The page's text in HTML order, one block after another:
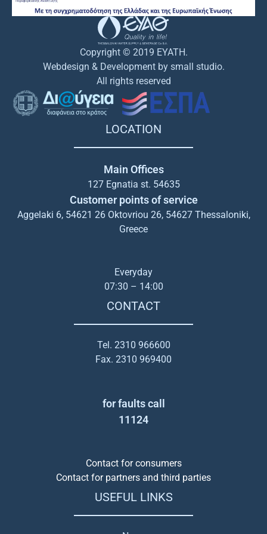
Copyright © 2019 EYATH.
Webdesign & Development by small studio.
All rights reserved
LOCATION
Main Offices
127 Egnatia st. 54635
Customer points of service
Aggelaki 6, 54621 26 Oktovriou 26, 54627 Thessaloniki,
Greece
Everyday
07:30 – 14:00
CONTACT
Tel. 2310 966600
Fax. 2310 969400
for faults call
11124
Contact for consumers
Contact for partners and third parties
USEFUL LINKS